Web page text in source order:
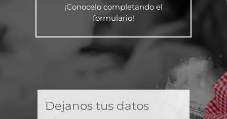
¡Conocelo completando el
formulario!
Dejanos tus datos